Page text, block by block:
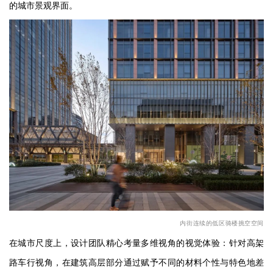
的城市景观界面。
内街连续的低区骑楼挑空空间
在城市尺度上，设计团队精心考量多维视角的视觉体验：针对高架
路车行视角，在建筑高层部分通过赋予不同的材料个性与特色地差